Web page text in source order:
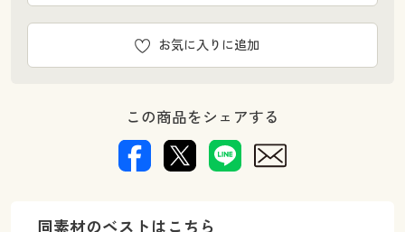
お気に入りに追加
この商品をシェアする
同素材のベストはこちら